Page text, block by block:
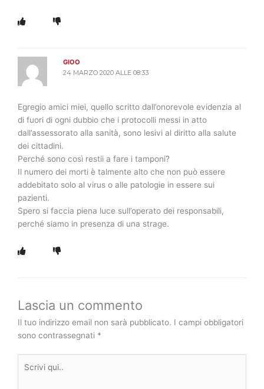
GIOO
24 MARZO 2020 ALLE 08:33
Egregio amici miei, quello scritto dall’onorevole evidenzia al
di fuori di ogni dubbio che i protocolli messi in atto
dall’assessorato alla sanità, sono lesivi al diritto alla salute
dei cittadini.
Perché sono così restii a fare i tamponi?
Il numero dei morti è talmente alto che non può essere
addebitato solo al virus o alle patologie in essere sui
pazienti.
Spero si faccia piena luce sull’operato dei responsabili,
perché siamo in presenza di una strage.
Lascia un commento
Il tuo indirizzo email non sarà pubblicato. I campi obbligatori
sono contrassegnati *
qui..